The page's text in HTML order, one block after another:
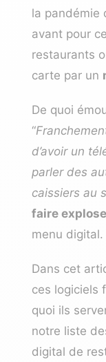
la pandémie
avant pour
restaurants
carte par un
De quoi
“
d’avoir un
parler des
caissiers au
faire
menu digital.
Dans cet
ces logiciels
quoi ils
notre liste
digital de